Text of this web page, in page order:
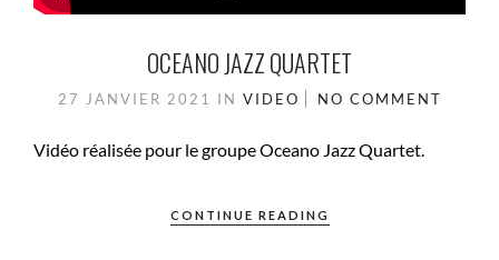
OCEANO JAZZ QUARTET
27 JANVIER 2021 IN VIDEO NO COMMENT
Vidéo réalisée pour le groupe Oceano Jazz Quartet.
CONTINUE READING